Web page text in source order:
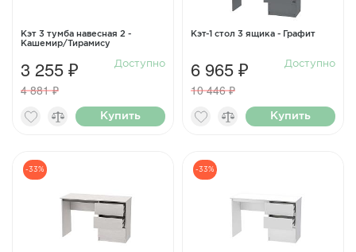
Кэт 3 тумба навесная 2 -
Кашемир/Тирамису
3 255 ₽
4 881 ₽
Доступно
Купить
Кэт-1 стол 3 ящика - Графит
6 965 ₽
10 446 ₽
Доступно
Купить
-33% -33%